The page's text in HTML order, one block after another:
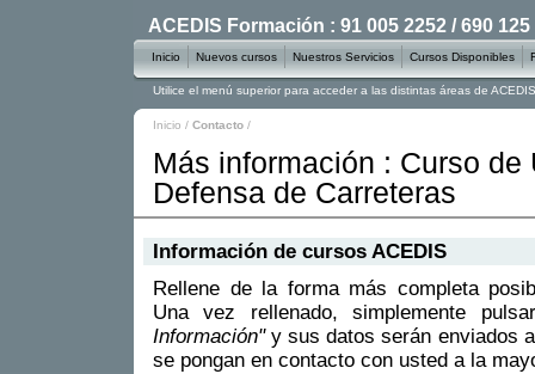
Inicio / Contacto /
Más información : Curso de
Defensa de Carreteras
Información de cursos ACEDIS
Rellene de la forma más completa
Una vez rellenado, simplemente
Información"y sus datos serán enviados
se pongan en contacto con usted a la
ACEDIS Formación : 91 005 2252 / 690 125
Inicio Nuevos cursos Nuestros Servicios Cursos Disponibles
Utilice el menú superior para acceder a las distintas áreas de